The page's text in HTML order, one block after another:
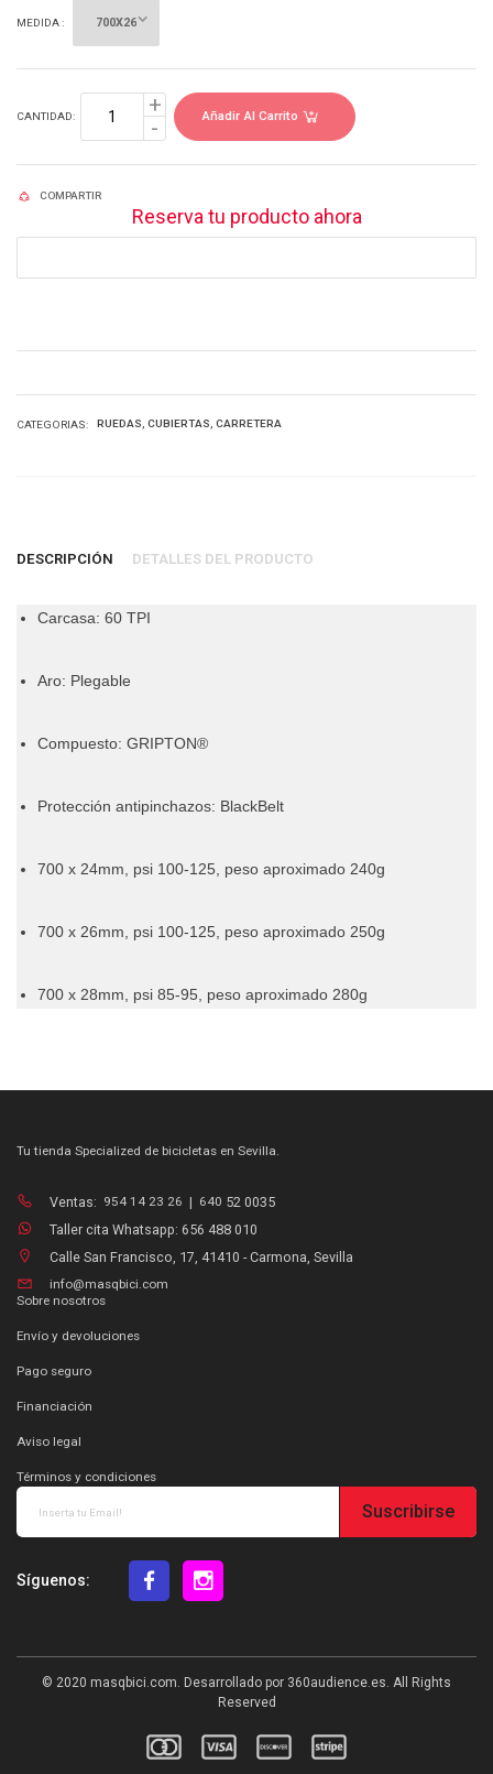
MEDIDA :
CANTIDAD: Añadir Al Carrito
COMPARTIR
Reserva tu producto ahora
CATEGORIAS: RUEDAS CUBIERTAS CARRETERA
DESCRIPCIÓN DETALLES DEL PRODUCTO
Carcasa: 60 TPI
Aro: Plegable
Compuesto: GRIPTON®
Protección antipinchazos: BlackBelt
700 x 24mm, psi 100-125, peso aproximado 240g
700 x 26mm, psi 100-125, peso aproximado 250g
700 x 28mm, psi 85-95, peso aproximado 280g
Tu tienda Specialized de bicicletas en Sevilla.
Ventas: 954 14 23 26 | 640 52 0035
Taller cita Whatsapp: 656 488 010
Calle San Francisco, 17, 41410 - Carmona, Sevilla
info@masqbici.com
Sobre nosotros
Envío y devoluciones
Pago seguro
Financiación
Aviso legal
Términos y condiciones
Suscribirse
Síguenos:
© 2020 masqbici.com. Desarrollado por 360audience.es. All Rights
Reserved